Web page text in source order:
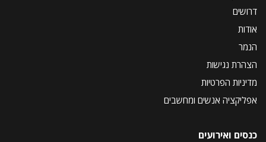
דרושים
אודות
הנמר
הצהרת נגישות
מדיניות הפרטיות
אפליקציה אנשים ומחשבים
כנסים ואירועים